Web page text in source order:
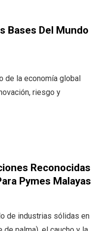
Bases Del Mundo
de la economía global
riesgo y
Reconocidas
Pymes Malayas
de industrias sólidas en